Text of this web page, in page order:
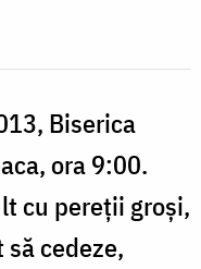
Biserica
ora 9:00.
cu pereţii groşi,
cedeze,